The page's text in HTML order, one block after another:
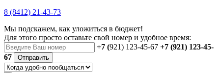
8 (8412) 21-43-73
Мы подскажем, как уложиться в бюджет!
Для этого просто оставьте свой номер и удобное время:
+7 (921) 123-45-67 +7 (921) 123-45-
67
Отправить